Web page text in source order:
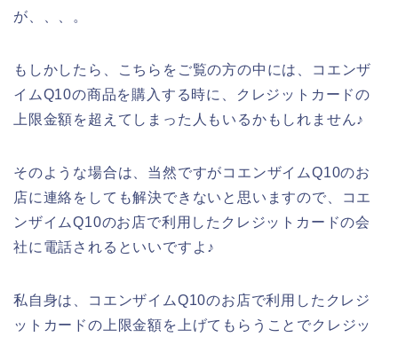
が、、、。
もしかしたら、こちらをご覧の方の中には、コエンザ
イムQ10の商品を購入する時に、クレジットカードの
上限金額を超えてしまった人もいるかもしれません♪
そのような場合は、当然ですがコエンザイムQ10のお
店に連絡をしても解決できないと思いますので、コエ
ンザイムQ10のお店で利用したクレジットカードの会
社に電話されるといいですよ♪
私自身は、コエンザイムQ10のお店で利用したクレジ
ットカードの上限金額を上げてもらうことでクレジッ